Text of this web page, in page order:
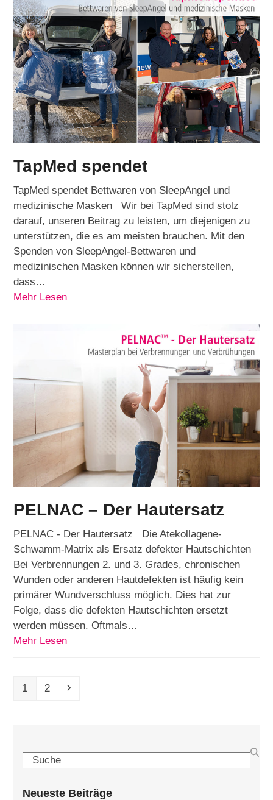
TapMed spendet
TapMed spendet Bettwaren von SleepAngel und
medizinische Masken Wir bei TapMed sind stolz
darauf, unseren Beitrag zu leisten, um diejenigen zu
unterstützen, die es am meisten brauchen. Mit den
Spenden von SleepAngel-Bettwaren und
medizinischen Masken können wir sicherstellen,
dass…
Mehr Lesen
PELNAC – Der Hautersatz
PELNAC - Der Hautersatz Die Atekollagene-
Schwamm-Matrix als Ersatz defekter Hautschichten
Bei Verbrennungen 2. und 3. Grades, chronischen
Wunden oder anderen Hautdefekten ist häufig kein
primärer Wundverschluss möglich. Dies hat zur
Folge, dass die defekten Hautschichten ersetzt
werden müssen. Oftmals…
Mehr Lesen
Seite
1 Seite
2 Vorwärts
Search
Neueste Beiträge